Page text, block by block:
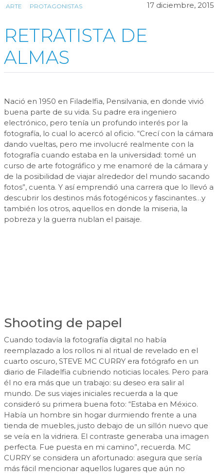
ARTE PROTAGONISTAS 17 diciembre, 2015
RETRATISTA DE
ALMAS
Nació en 1950 en Filadelfia, Pensilvania, en donde vivió
buena parte de su vida. Su padre era ingeniero
electrónico, pero tenía un profundo interés por la
fotografía, lo cual lo acercó al oficio. “Crecí con la cámara
dando vueltas, pero me involucré realmente con la
fotografía cuando estaba en la universidad: tomé un
curso de arte fotográfico y me enamoré de la cámara y
de la posibilidad de viajar alrededor del mundo sacando
fotos”, cuenta. Y así emprendió una carrera que lo llevó a
descubrir los destinos más fotogénicos y fascinantes…y
también los otros, aquellos en donde la miseria, la
pobreza y la guerra nublan el paisaje.
Shooting de papel
Cuando todavía la fotografía digital no había
reemplazado a los rollos ni al ritual de revelado en el
cuarto oscuro, STEVE MC CURRY era fotógrafo en un
diario de Filadelfia cubriendo noticias locales. Pero para
él no era más que un trabajo: su deseo era salir al
mundo. De sus viajes iniciales recuerda a la que
consideró su primera buena foto: “Estaba en México.
Había un hombre sin hogar durmiendo frente a una
tienda de muebles, justo debajo de un sillón nuevo que
se veía en la vidriera. El contraste generaba una imagen
perfecta. Fue puesta en mi camino”, recuerda. MC
CURRY se considera un afortunado: asegura que sería
más fácil mencionar aquellos lugares que aún no